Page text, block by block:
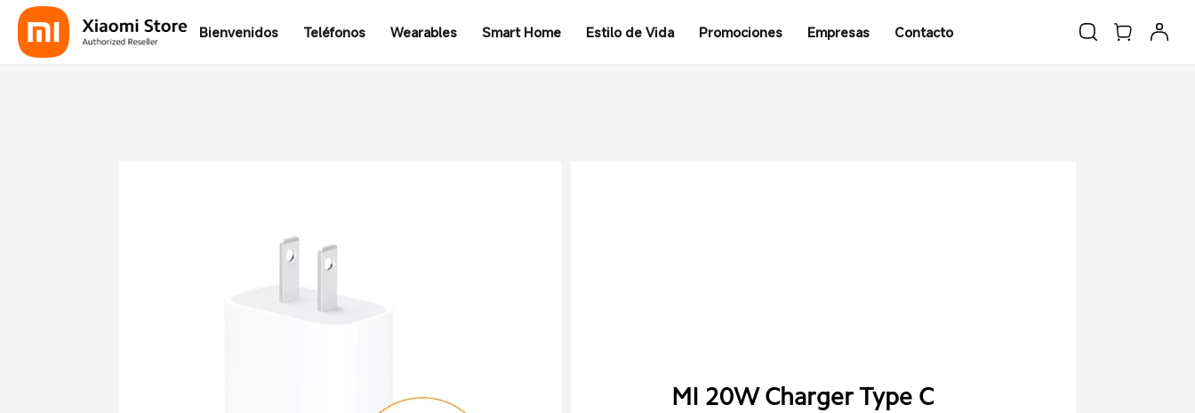
Bienvenidos Teléfonos Wearables Smart Home Estilo de Vida Promociones Empresas Contacto
MI 20W Charger Type C